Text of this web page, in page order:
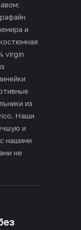
и
virgin
из
Наши
и
нашими
не